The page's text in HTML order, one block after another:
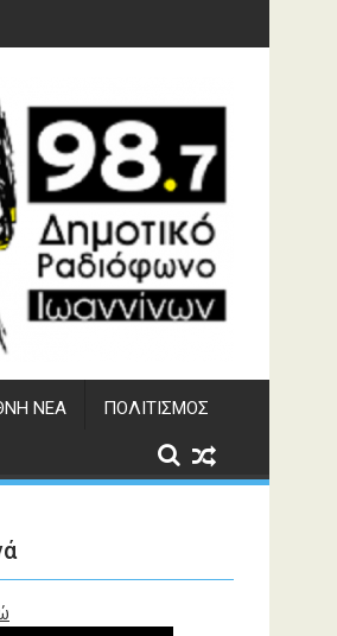
ΝΈΑ ΠΟΛΙΤΙΣΜΌΣ